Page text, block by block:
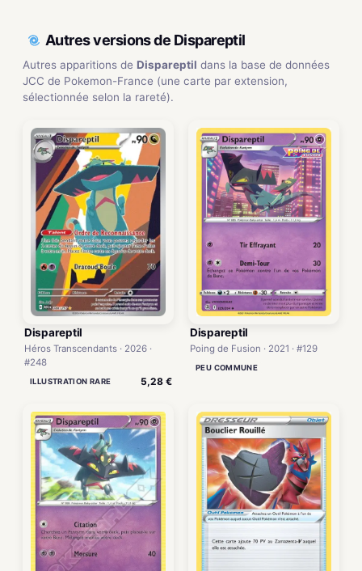
Autres versions de Dispareptil
Autres apparitions de Dispareptil dans la base de données
JCC de Pokemon-France (une carte par extension,
sélectionnée selon la rareté).
Dispareptil
Héros Transcendants · 2026 ·
#248
ILLUSTRATION RARE 5,28 €
Dispareptil
Poing de Fusion · 2021 · #129
PEU COMMUNE